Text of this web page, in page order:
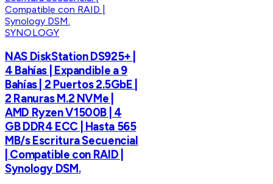
SYNOLOGY
NAS DiskStation DS925+ |
4 Bahías | Expandible a 9
Bahías | 2 Puertos 2.5GbE |
2 Ranuras M.2 NVMe |
AMD Ryzen V1500B | 4
GB DDR4 ECC | Hasta 565
MB/s Escritura Secuencial
| Compatible con RAID |
Synology DSM.